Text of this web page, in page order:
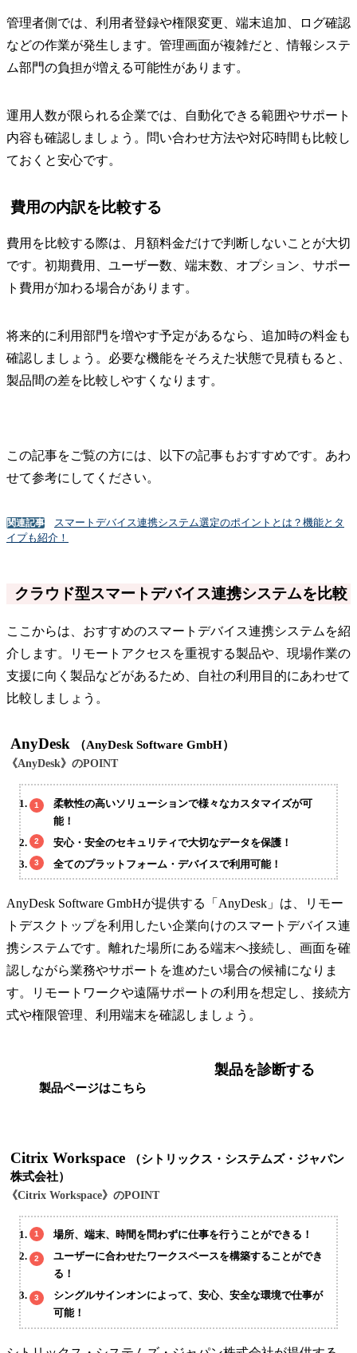
管理者側では、利用者登録や権限変更、端末追加、ログ確認
などの作業が発生します。管理画面が複雑だと、情報システ
ム部門の負担が増える可能性があります。
運用人数が限られる企業では、自動化できる範囲やサポート
内容も確認しましょう。問い合わせ方法や対応時間も比較し
ておくと安心です。
費用の内訳を比較する
費用を比較する際は、月額料金だけで判断しないことが大切
です。初期費用、ユーザー数、端末数、オプション、サポー
ト費用が加わる場合があります。
将来的に利用部門を増やす予定があるなら、追加時の料金も
確認しましょう。必要な機能をそろえた状態で見積もると、
製品間の差を比較しやすくなります。
この記事をご覧の方には、以下の記事もおすすめです。あわ
せて参考にしてください。
関連記事
スマートデバイス連携システム選定のポイントとは？機能とタ
イプも紹介！
クラウド型スマートデバイス連携システムを比較
ここからは、おすすめのスマートデバイス連携システムを紹
介します。リモートアクセスを重視する製品や、現場作業の
支援に向く製品などがあるため、自社の利用目的にあわせて
比較しましょう。
AnyDesk （AnyDesk Software GmbH）
《AnyDesk》のPOINT
柔軟性の高いソリューションで様々なカスタマイズが可
能！
安心・安全のセキュリティで大切なデータを保護！
全てのプラットフォーム・デバイスで利用可能！
AnyDesk Software GmbHが提供する「AnyDesk」は、リモー
トデスクトップを利用したい企業向けのスマートデバイス連
携システムです。離れた場所にある端末へ接続し、画面を確
認しながら業務やサポートを進めたい場合の候補になりま
す。リモートワークや遠隔サポートの利用を想定し、接続方
式や権限管理、利用端末を確認しましょう。
製品ページはこちら
製品を診断する
Citrix Workspace
（シトリックス・システムズ・ジャパン
株式会社）
《Citrix Workspace》のPOINT
場所、端末、時間を問わずに仕事を行うことができる！
ユーザーに合わせたワークスペースを構築することができ
る！
シングルサインオンによって、安心、安全な環境で仕事が
可能！